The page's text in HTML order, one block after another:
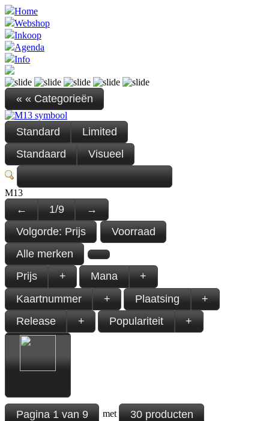
Home
Webshop
Inkoop
Agenda
Info
« « Categorieën
Standard
Limited
Standaard
Visueel
M13
← 1/9
→
Volgorde: Prijs
Voorraad
Alle merken
Prijs
+ Mana
+
Kaartnummer
+ Plaatsing
+
Release
+ Populariteit +
Pagina1van9 met
30 producten